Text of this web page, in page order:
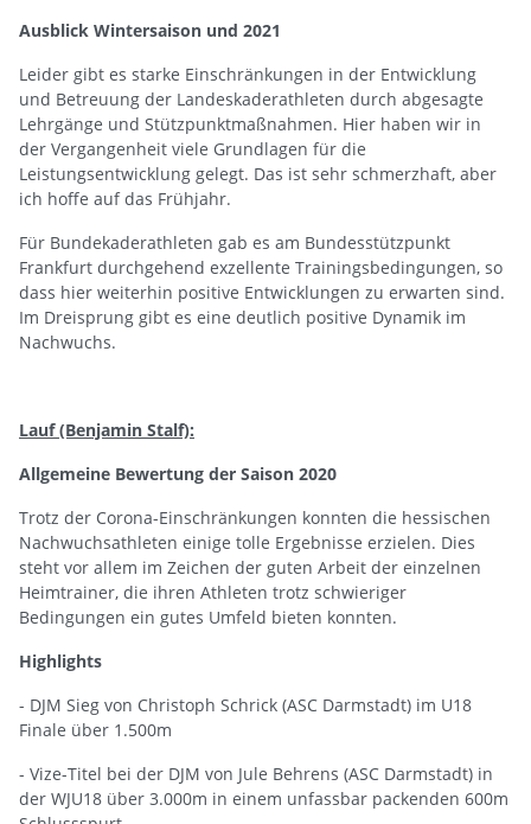
Ausblick Wintersaison und 2021
Leider gibt es starke Einschränkungen in der Entwicklung
und Betreuung der Landeskaderathleten durch abgesagte
Lehrgänge und Stützpunktmaßnahmen. Hier haben wir in
der Vergangenheit viele Grundlagen für die
Leistungsentwicklung gelegt. Das ist sehr schmerzhaft, aber
ich hoffe auf das Frühjahr.
Für Bundekaderathleten gab es am Bundesstützpunkt
Frankfurt durchgehend exzellente Trainingsbedingungen, so
dass hier weiterhin positive Entwicklungen zu erwarten sind.
Im Dreisprung gibt es eine deutlich positive Dynamik im
Nachwuchs.
Lauf (Benjamin Stalf):
Allgemeine Bewertung der Saison 2020
Trotz der Corona-Einschränkungen konnten die hessischen
Nachwuchsathleten einige tolle Ergebnisse erzielen. Dies
steht vor allem im Zeichen der guten Arbeit der einzelnen
Heimtrainer, die ihren Athleten trotz schwieriger
Bedingungen ein gutes Umfeld bieten konnten.
Highlights
- DJM Sieg von Christoph Schrick (ASC Darmstadt) im U18
Finale über 1.500m
- Vize-Titel bei der DJM von Jule Behrens (ASC Darmstadt) in
der WJU18 über 3.000m in einem unfassbar packenden 600m